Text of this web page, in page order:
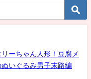
ーちゃん人形！豆腐メ
いぐるみ男子末路編